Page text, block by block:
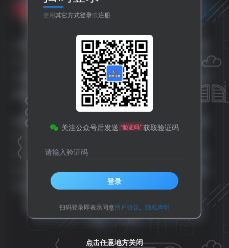
无所事事
8个月前发布 12次阅读
24日，记者从广元市交警支队获悉，为提升道路通行条
件，为大家提供更安全舒适的出行环境，2025年12月25
日至2026年2月14日，G542国道至南陵社区路口段将维
修施工，过往车辆需要绕行。
据悉，本次施工将对该路段的破损、坑洼等问题进行修
复，并加宽铺设沥青路面。届时，车辆通行会受到影
响，过往车辆需要提前规划出行路线，尽量避开施工路
段。过往非机动车和行人请减速慢行，服从现场交通指
挥人员的疏导。
评分
欢迎为Ta评分
点击任意地方关闭
点击任意地方关闭
点击任意地方关闭
点击任意地方关闭
使用其它方式登录或注册
关注公众号后发送 “验证码” 获取验证码
请输入验证码
登录
扫码登录即表示同意用户协议 隐私声明